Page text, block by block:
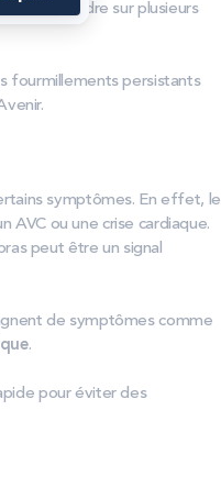
s'étendre sur plusieurs
fourmillements persistants
symptômes. En effet, le
AVC ou une crise cardiaque.
peut être un signal
de symptômes comme
.
pour éviter des